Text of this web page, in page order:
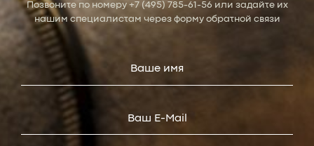
Позвоните по номеру +7 (495) 785-61-56 или задайте их
нашим специалистам через форму обратной связи